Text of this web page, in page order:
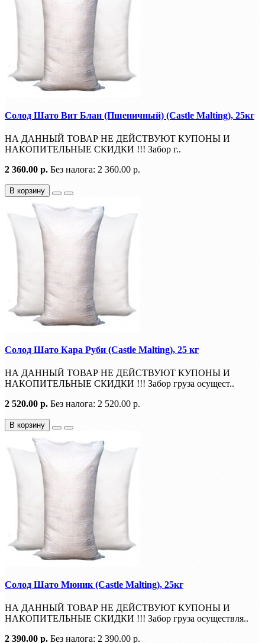
Солод Шато Вит Блан (Пшеничный) (Castle Malting), 25кг
НА ДАННЫЙ ТОВАР НЕ ДЕЙСТВУЮТ КУПОНЫ И
НАКОПИТЕЛЬНЫЕ СКИДКИ !!! Забор г..
2 360.00 р. Без налога: 2 360.00 р.
В корзину
Солод Шато Кара Руби (Castle Malting), 25 кг
НА ДАННЫЙ ТОВАР НЕ ДЕЙСТВУЮТ КУПОНЫ И
НАКОПИТЕЛЬНЫЕ СКИДКИ !!! Забор груза осущест..
2 520.00 р. Без налога: 2 520.00 р.
В корзину
Солод Шато Мюник (Castle Malting), 25кг
НА ДАННЫЙ ТОВАР НЕ ДЕЙСТВУЮТ КУПОНЫ И
НАКОПИТЕЛЬНЫЕ СКИДКИ !!! Забор груза осуществля..
2 390.00 р. Без налога: 2 390.00 р.